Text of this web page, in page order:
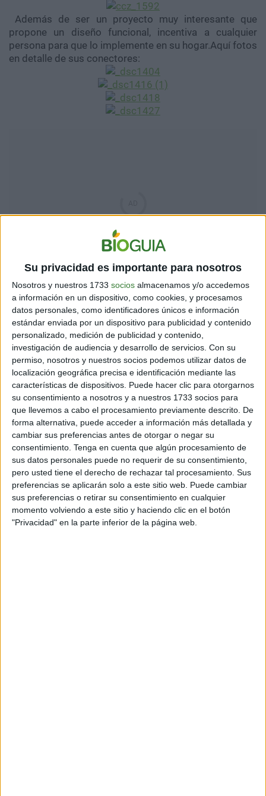
Su privacidad es importante para nosotros
Nosotros y nuestros 1733 socios almacenamos y/o accedemos
a información en un dispositivo, como cookies, y procesamos
datos personales, como identificadores únicos e información
estándar enviada por un dispositivo para publicidad y contenido
personalizado, medición de publicidad y contenido,
investigación de audiencia y desarrollo de servicios. Con su
permiso, nosotros y nuestros socios podemos utilizar datos de
localización geográfica precisa e identificación mediante las
características de dispositivos. Puede hacer clic para otorgarnos
su consentimiento a nosotros y a nuestros 1733 socios para
que llevemos a cabo el procesamiento previamente descrito. De
forma alternativa, puede acceder a información más detallada y
cambiar sus preferencias antes de otorgar o negar su
consentimiento. Tenga en cuenta que algún procesamiento de
sus datos personales puede no requerir de su consentimiento,
pero usted tiene el derecho de rechazar tal procesamiento. Sus
preferencias se aplicarán solo a este sitio web. Puede cambiar
sus preferencias o retirar su consentimiento en cualquier
momento volviendo a este sitio y haciendo clic en el botón
"Privacidad" en la parte inferior de la página web.
Además de ser un proyecto muy interesante que
propone un diseño funcional, incentiva a cualquier
persona para que lo implemente en su hogar.Aquí fotos
en detalle de sus conectores:
Fuentes:Los techos que dan comida
Comparte en redes sociales:
Guardar
Etiquetas:
comida huerta botellas DIY
SUSCRÍBETE AL NEWSLETTER Y
SÉ PARTE DEL CAMBIO